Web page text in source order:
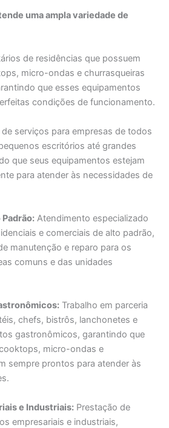
uma ampla variedade de
de residências que possuem
micro-ondas e churrasqueiras
que esses equipamentos
condições de funcionamento.
de serviços para empresas de todos
escritórios até grandes
que seus equipamentos estejam
para atender às necessidades de
Atendimento especializado
e comerciais de alto padrão,
manutenção e reparo para os
comuns e das unidades
Trabalho em parceria
chefs, bistrôs, lanchonetes e
gastronômicos, garantindo que
micro-ondas e
sempre prontos para atender às
e Industriais: Prestação de
empresariais e industriais,